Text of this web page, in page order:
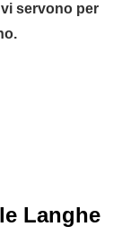
servono per
Langhe